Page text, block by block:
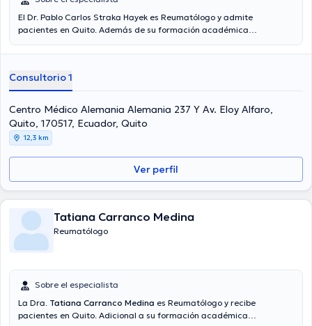
El Dr. Pablo Carlos Straka Hayek es Reumatólogo y admite
pacientes en Quito. Además de su formación académica
especialidad. El Dr. tiene numerosos años de experiencia laboral en
de diversas asociaciones médicas. Pablo Carlos Straka Hayek ha
participado en incontables conferencias con miras a tener una
formación continua en su ámbito de especialización y ha publicado
importantes ediciones.
Consultorio 1
Centro Médico Alemania Alemania 237 Y Av. Eloy Alfaro,
Quito, 170517, Ecuador, Quito
12,3 km
Ver perfil
Tatiana Carranco Medina
Reumatólogo
Sobre el especialista
La Dra. Tatiana Carranco Medina es Reumatólogo y recibe
pacientes en Quito. Adicional a su formación académica